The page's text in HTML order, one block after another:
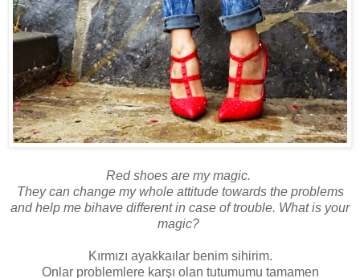
Red shoes are my magic.
They can change my whole attitude towards the problems
and help me bihave different in case of trouble. What is your
magic?
Kırmızı ayakkaılar benim sihirim.
Onlar problemlere karşı olan tutumumu tamamen